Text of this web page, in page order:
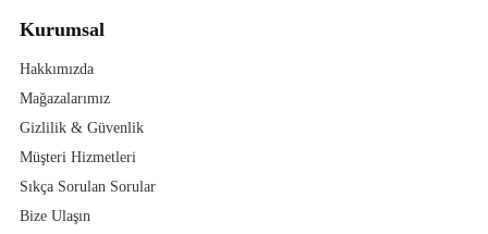
Kurumsal
Hakkımızda
Mağazalarımız
Gizlilik & Güvenlik
Müşteri Hizmetleri
Sıkça Sorulan Sorular
Bize Ulaşın